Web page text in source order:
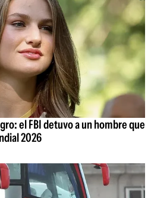
el FBI detuvo a un hombre que
2026